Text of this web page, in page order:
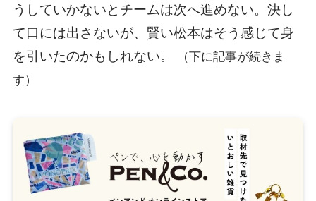
うしていかないとチームは次へ進めない。決し
て口には出さないが、賢い松本はそう感じて身
を引いたのかもしれない。
（下に記事が続きま
す）